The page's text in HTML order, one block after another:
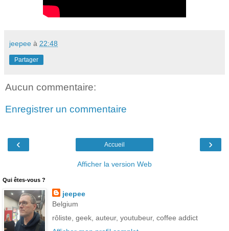
jeepee à 22:48
Partager
Aucun commentaire:
Enregistrer un commentaire
‹ ›
Accueil
Afficher la version Web
Qui êtes-vous ?
jeepee
Belgium
rôliste, geek, auteur, youtubeur, coffee addict